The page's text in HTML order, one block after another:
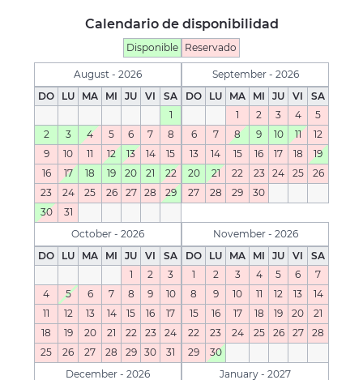
Calendario de disponibilidad
Disponible Reservado
August - 2026
DO
LU MA MI JU VI
SA
1
2
3 4 5 6 7
8
9
10 11 12 13 14
15
16
17 18 19 20 21
22
23
24 25 26 27 28
29
30
31
September - 2026
DO
LU MA MI JU VI
SA
1
2 3 4
5
6
7 8 9 10 11
12
13
14 15 16 17 18
19
20
21 22 23 24 25
26
27
28 29 30
October - 2026
DO
LU MA MI JU VI
SA
1
2
3
4
5 6 7 8 9
10
11
12 13 14 15 16
17
18
19 20 21 22 23
24
25
26 27 28 29 30 31
November - 2026
DO
LU MA MI JU VI
SA
1
2 3 4 5 6
7
8
9 10 11 12 13
14
15
16 17 18 19 20
21
22
23 24 25 26 27
28
29
30
December - 2026
January - 2027